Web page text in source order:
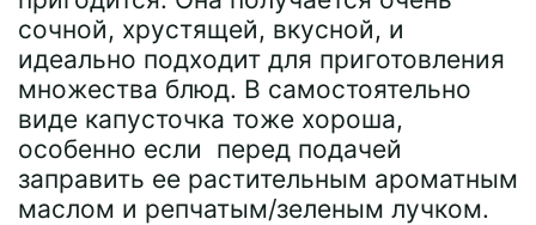
сочной, хрустящей, вкусной, и
идеально подходит для приготовления
множества блюд. В самостоятельно
виде капусточка тоже хороша,
особенно если перед подачей
заправить ее растительным ароматным
маслом и репчатым/зеленым лучком.